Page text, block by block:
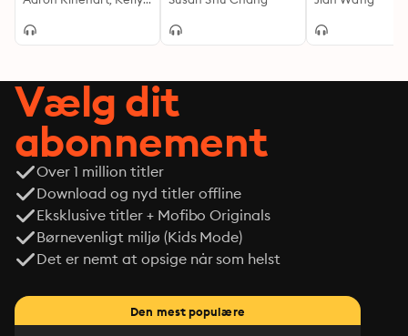
Systems
Career
Vælg dit
abonnement
Over 1 million titler
Download og nyd titler offline
Eksklusive titler + Mofibo Originals
Børnevenligt miljø (Kids Mode)
Det er nemt at opsige når som helst
Den mest populære